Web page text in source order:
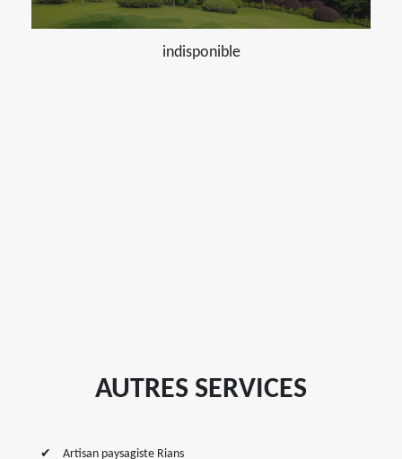
indisponible
AUTRES SERVICES
Artisan paysagiste Rians